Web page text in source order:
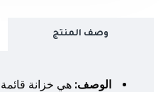
وصف المنتج
الوصف: هي خزانة